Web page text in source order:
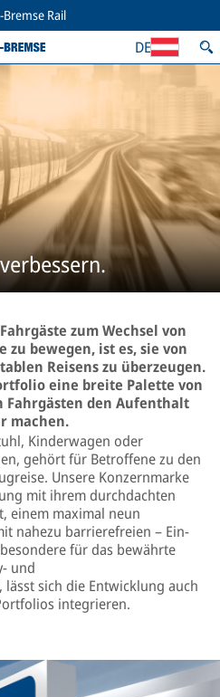
Rail
DE
zum Wechsel von
zu bewegen, ist es, sie von
Reisens zu überzeugen.
eine breite Palette von
Fahrgästen den Aufenthalt
machen.
Kinderwagen oder
gehört für Betroffene zu den
Unsere Konzernmarke
mit ihrem durchdachten
einem maximal neun
nahezu barrierefreien – Ein-
für das bewährte
und
sich die Entwicklung auch
integrieren.